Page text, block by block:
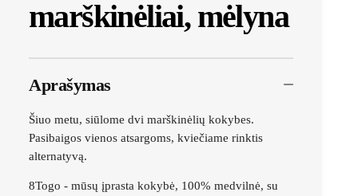
marškinėliai, mėlyna
Aprašymas
Šiuo metu, siūlome dvi marškinėlių kokybes.
Pasibaigos vienos atsargoms, kviečiame rinktis
alternatyvą.
8Togo - mūsų įprasta kokybė, 100% medvilnė, su